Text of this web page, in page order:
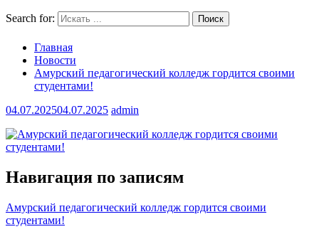
Search for:
Главная
Новости
Амурский педагогический колледж гордится своими
студентами!
04.07.202504.07.2025 admin
Навигация по записям
Амурский педагогический колледж гордится своими
студентами!